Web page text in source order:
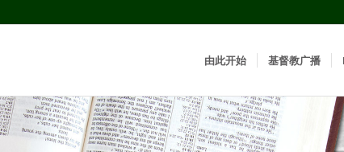
由此开始 基督教广播